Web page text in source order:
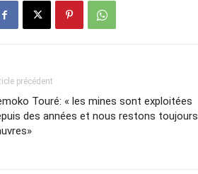
précédent
Touré: « les mines sont exploitées
des années et nous restons toujours